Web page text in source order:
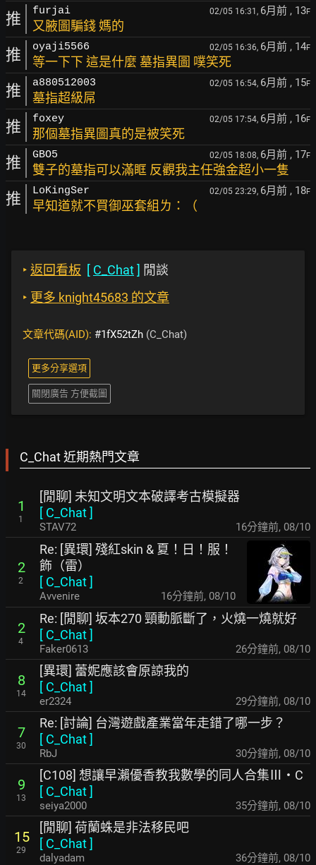
推 furjai 02/05 16:31, 6月前 , 13F
又腋圖騙錢 媽的
推 oyaji5566 02/05 16:36, 6月前 , 14F
等一下下 這是什麼 墓指異圖 噗笑死
推 a880512003 02/05 16:54, 6月前 , 15F
墓指超級屌
推 foxey 02/05 17:54, 6月前 , 16F
那個墓指異圖真的是被笑死
推 GBO5 02/05 18:08, 6月前 , 17F
雙子的墓指可以滿眶 反觀我主任強金超小一隻
推 LoKingSer 02/05 23:29, 6月前 , 18F
早知道就不買御巫套組ㄌ：（
‣ 返回看板 [ C_Chat] 閒談
‣ 更多 knight45683 的文章
文章代碼(AID): #1fX52tZh (C_Chat)
更多分享選項
關閉廣告 方便截圖
C_Chat 近期熱門文章
1
1
[閒聊] 未知文明文本破譯考古模擬器
[ C_Chat]
STAV72 16分鐘前, 08/10
2
2
Re: [異環] 殘紅skin & 夏！日！服！
飾（雷）
[ C_Chat]
Avvenire 16分鐘前, 08/10
2
4
Re: [閒聊] 坂本270 頸動脈斷了，火燒一燒就好
[ C_Chat]
Faker0613 26分鐘前, 08/10
8
14
[異環] 蕾妮應該會原諒我的
[ C_Chat]
er2324 29分鐘前, 08/10
7
30
Re: [討論] 台灣遊戲產業當年走錯了哪一步？
[ C_Chat]
RbJ 30分鐘前, 08/10
9
13
[C108] 想讓早瀨優香教我數學的同人合集Ⅲ・C
[ C_Chat]
seiya2000 35分鐘前, 08/10
15
29
[閒聊] 荷蘭蛛是非法移民吧
[ C_Chat]
dalyadam 36分鐘前, 08/10